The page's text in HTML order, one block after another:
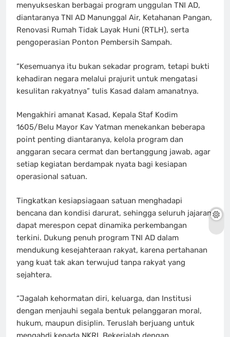
menyukseskan berbagai program unggulan TNI AD,
diantaranya TNI AD Manunggal Air, Ketahanan Pangan,
Renovasi Rumah Tidak Layak Huni (RTLH), serta
pengoperasian Ponton Pembersih Sampah.
“Kesemuanya itu bukan sekadar program, tetapi bukti
kehadiran negara melalui prajurit untuk mengatasi
kesulitan rakyatnya” tulis Kasad dalam amanatnya.
Mengakhiri amanat Kasad, Kepala Staf Kodim
1605/Belu Mayor Kav Yatman menekankan beberapa
point penting diantaranya, kelola program dan
anggaran secara cermat dan bertanggung jawab, agar
setiap kegiatan berdampak nyata bagi kesiapan
operasional satuan.
Tingkatkan kesiapsiagaan satuan menghadapi
bencana dan kondisi darurat, sehingga seluruh jajaran
dapat merespon cepat dinamika perkembangan
terkini. Dukung penuh program TNI AD dalam
mendukung kesejahteraan rakyat, karena pertahanan
yang kuat tak akan terwujud tanpa rakyat yang
sejahtera.
“Jagalah kehormatan diri, keluarga, dan Institusi
dengan menjauhi segala bentuk pelanggaran moral,
hukum, maupun disiplin. Teruslah berjuang untuk